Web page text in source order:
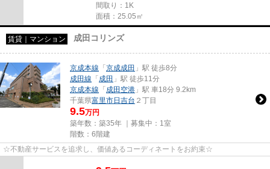
間取り：1K
面積：25.05㎡
賃貸｜マンション 成田コリンズ
京成本線 「京成成田 」駅 徒歩8分
成田線 「成田 」駅 徒歩11分
京成本線 「成田空港 」駅 車18分 9.2km
千葉県富里市日吉台 ２丁目
9.5万円
築年数：築35年 ｜募集中： 1室
階数：6階建
☆不動産サービスを追求し、価値あるコーディネートをお約束☆